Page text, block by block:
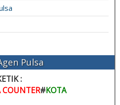
Pulsa
:
#KOTA